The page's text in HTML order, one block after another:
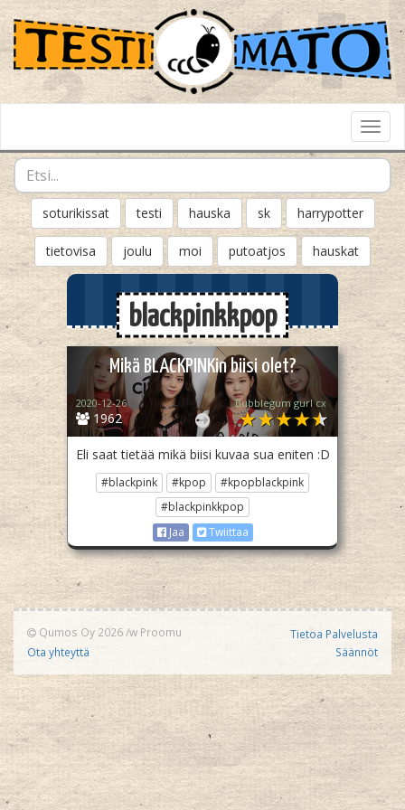
soturikissat testi hauska sk harrypotter
tietovisa joulu moi putoatjos hauskat
blackpinkkpop
Mikä BLACKPINKin biisi olet?
1962
2020-12-26 Bubblegum gurl cx
Eli saat tietää mikä biisi kuvaa sua eniten :D
#blackpink #kpop
#kpopblackpink
#blackpinkkpop
Jaa
Twiittaa
Qumos Oy 2026/w Proomu
Ota yhteyttä
Tietoa Palvelusta
Säännöt